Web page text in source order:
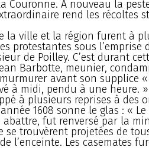
Couronne. A nouveau la
rend les récoltes
la ville et la région furent à
protestantes sous l’emprise
de Poilley. C’est durant
Barbotte, meunier,
avant son supplice
à midi, pendu à une heure. »
à plusieurs reprises à des
1608 sonne le glas : «
abattre, fut renversé par la
se trouvèrent projetées de
l’enceinte. Les casemates